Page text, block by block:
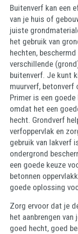
Buitenverf kan een
van je huis of
juiste
het gebruik van
hechten,
verschillende
buitenverf. Je kunt
muurverf, betonverf
Primer is een
omdat het een
hecht. Grondverf
verfoppervlak en
gebruik van lakverf
ondergrond
een goede keuze
betonnen
goede oplossing
Zorg ervoor dat je
het aanbrengen
goed hecht, goed